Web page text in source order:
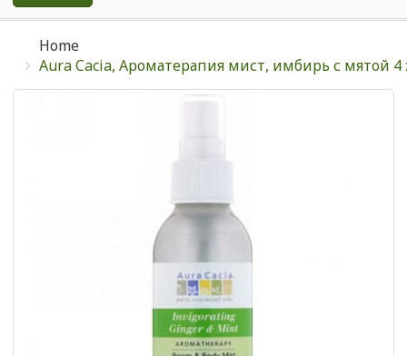
Home
Aura Cacia, Ароматерапия мист, имбирь с мятой